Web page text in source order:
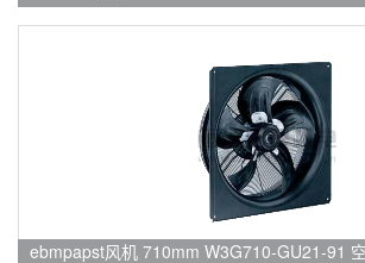
ebmpapst风机 710mm W3G710-